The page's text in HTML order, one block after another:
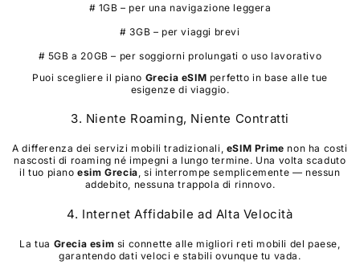
# 1GB – per una navigazione leggera
# 3GB – per viaggi brevi
# 5GB a 20GB – per soggiorni prolungati o uso lavorativo
Puoi scegliere il piano Grecia eSIM perfetto in base alle tue
esigenze di viaggio.
3. Niente Roaming, Niente Contratti
A differenza dei servizi mobili tradizionali, eSIM Prime non ha costi
nascosti di roaming né impegni a lungo termine. Una volta scaduto
il tuo pianoesimGrecia, si interrompe semplicemente — nessun
addebito, nessuna trappola di rinnovo.
4. Internet Affidabile ad Alta Velocità
La tua Grecia esim si connette alle migliori reti mobili del paese,
garantendo dati veloci e stabili ovunque tu vada.